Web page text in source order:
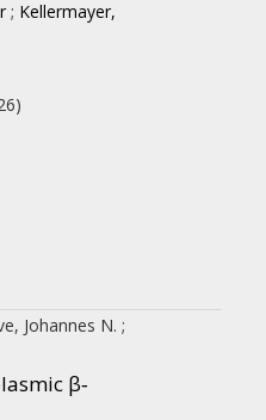
; Kellermayer,
Johannes N. ;
β‐